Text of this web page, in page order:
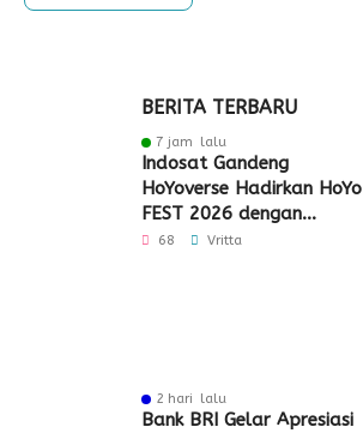
BERITA TERBARU
7 jam lalu
Indosat Gandeng
HoYoverse Hadirkan HoYo
FEST 2026 dengan
Dukungan 5G
68 Vritta
2 hari lalu
Bank BRI Gelar Apresiasi